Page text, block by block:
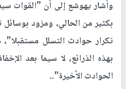
وأشار يهوشع إلى أن "القوات
بكثير من الحالي، ومزود
تكرار حوادث التسلل
بهذه الذرائع، لا سيما بعد
الحوادث الأخيرة"..